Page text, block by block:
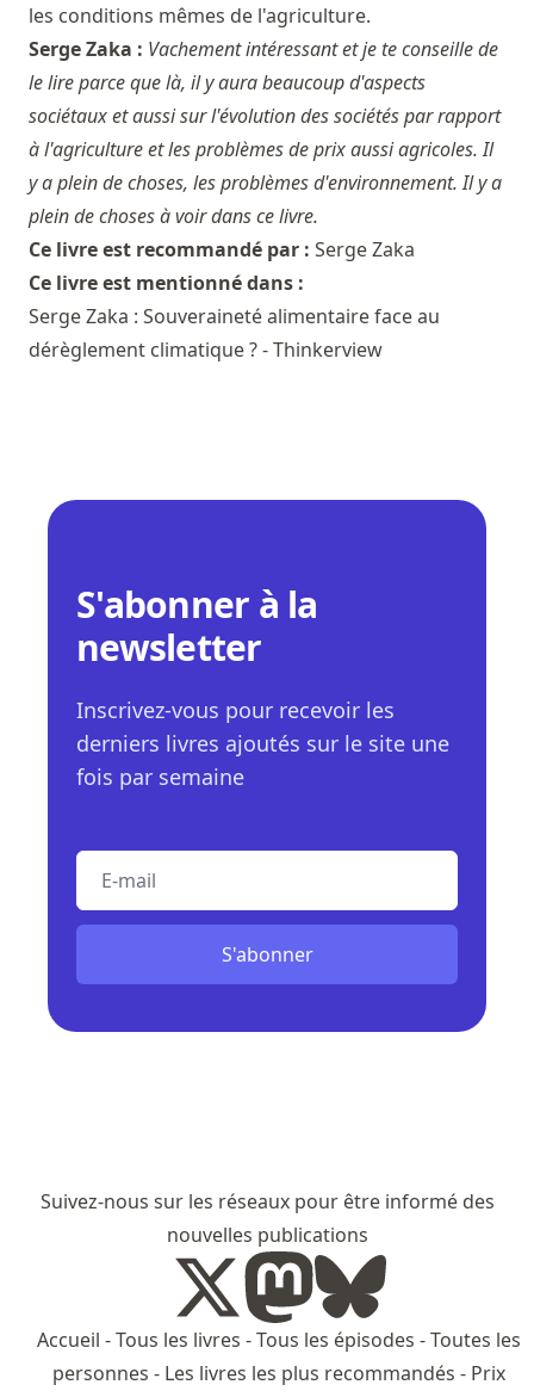
les conditions mêmes de l'agriculture.
Serge Zaka : Vachement intéressant et je te conseille de
le lire parce que là, il y aura beaucoup d'aspects
sociétaux et aussi sur l'évolution des sociétés par rapport
à l'agriculture et les problèmes de prix aussi agricoles. Il
y a plein de choses, les problèmes d'environnement. Il y a
plein de choses à voir dans ce livre.
Ce livre est recommandé par : Serge Zaka
Ce livre est mentionné dans :
Serge Zaka : Souveraineté alimentaire face au
dérèglement climatique ? - Thinkerview
S'abonner à la
newsletter
Inscrivez-vous pour recevoir les
derniers livres ajoutés sur le site une
fois par semaine
S'abonner
Suivez-nous sur les réseaux pour être informé des
nouvelles publications
Accueil -Tous les livres -Tous les épisodes -Toutes les
personnes - Les livres les plus recommandés - Prix